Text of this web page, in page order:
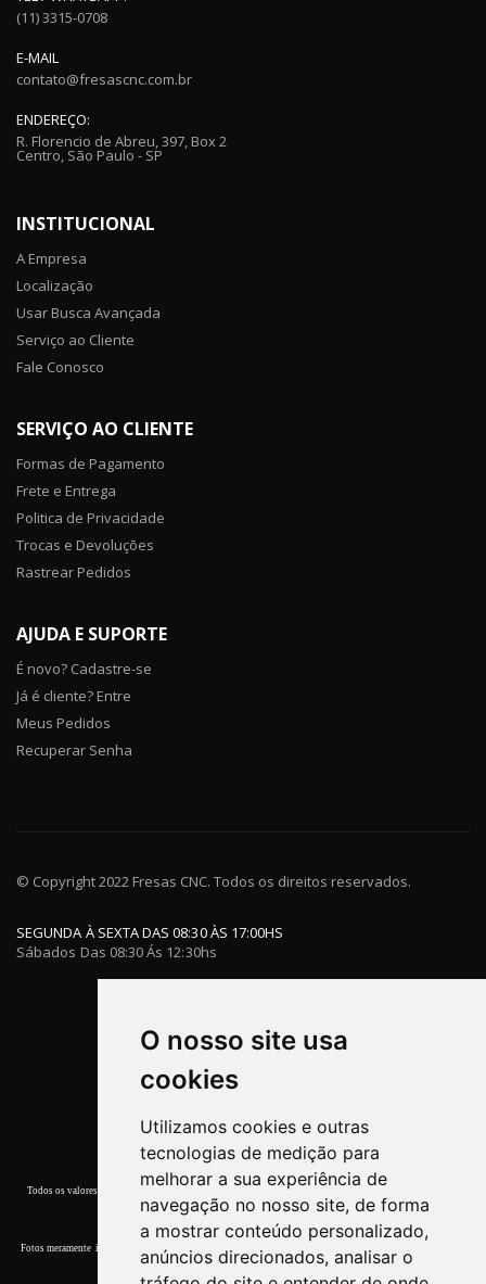
O nosso site usa
cookies
Utilizamos cookies e outras
tecnologias de medição para
melhorar a sua experiência de
navegação no nosso site, de forma
a mostrar conteúdo personalizado,
anúncios direcionados, analisar o
(11) 3315-0708
E-MAIL
contato@fresascnc.com.br
ENDEREÇO:
R. Florencio de Abreu, 397, Box 2
Centro, São Paulo - SP
INSTITUCIONAL
A Empresa
Localização
Usar Busca Avançada
Serviço ao Cliente
Fale Conosco
SERVIÇO AO CLIENTE
Formas de Pagamento
Frete e Entrega
Politica de Privacidade
Trocas e Devoluções
Rastrear Pedidos
AJUDA E SUPORTE
É novo? Cadastre-se
Já é cliente? Entre
Meus Pedidos
Recuperar Senha
© Copyright 2022 Fresas CNC. Todos os direitos reservados.
SEGUNDA À SEXTA DAS 08:30 ÀS 17:00HS
Sábados Das 08:30 Ás 12:30hs
Todos os valores, promoções e condições de pagamento deste site referem-se apenas a compras efetuadas
nesta Loja Virtual.
Fotos meramente ilustrativas. Garantia de entrega dos produtos terminar o estoque. Quaisquer dúvidas, por